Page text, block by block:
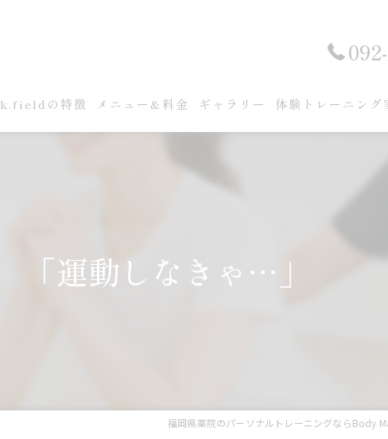
k.fieldの特徴 メニュー&料金 ギャラリー 体験トレーニング
「運動しなきゃ…」
福岡県薬院のパーソナルトレーニングならBody